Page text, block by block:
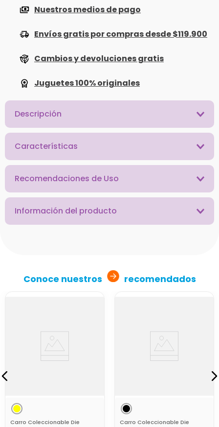
Nuestros medios de pago
Envíos gratis por compras desde $119.900
Cambios y devoluciones gratis
Juguetes 100% originales
Descripción
Características
Recomendaciones de Uso
Información del producto
Conoce nuestros recomendados
Carro Coleccionable Die
Carro Coleccionable Die